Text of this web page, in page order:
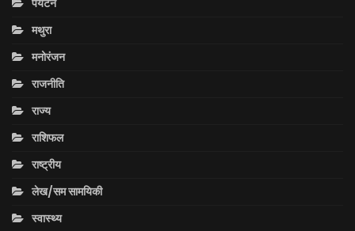
मथुरा
मनोरंजन
राजनीति
राज्य
राशिफल
राष्ट्रीय
लेख/सम सामयिकी
स्वास्थ्य